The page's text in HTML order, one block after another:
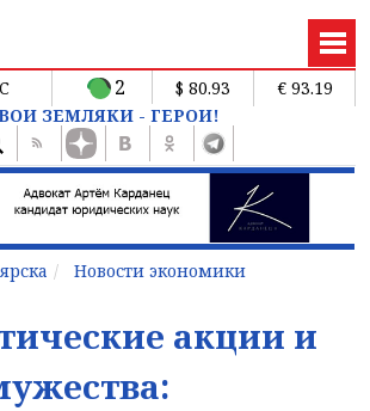
2 $ 80.93
€ 93.19
ЗЕМЛЯКИ - ГЕРОИ!
Новости экономики
акции и